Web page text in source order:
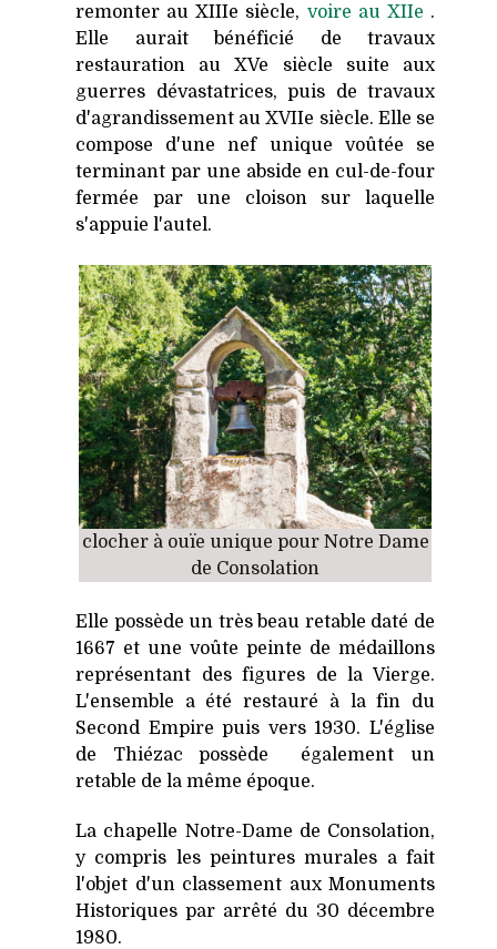
remonter au XIIIe siècle, voire au XIIe .
Elle aurait bénéficié de travaux
restauration au XVe siècle suite aux
guerres dévastatrices, puis de travaux
d'agrandissement au XVIIe siècle. Elle se
compose d'une nef unique voûtée se
terminant par une abside en cul-de-four
fermée par une cloison sur laquelle
s'appuie l'autel.
clocher à ouïe unique pour Notre Dame
de Consolation
Elle possède un très beau retable daté de
1667 et une voûte peinte de médaillons
représentant des figures de la Vierge.
L'ensemble a été restauré à la fin du
Second Empire puis vers 1930. L'église
de Thiézac possède également un
retable de la même époque.
La chapelle Notre-Dame de Consolation,
y compris les peintures murales a fait
l'objet d'un classement aux Monuments
Historiques par arrêté du 30 décembre
1980.